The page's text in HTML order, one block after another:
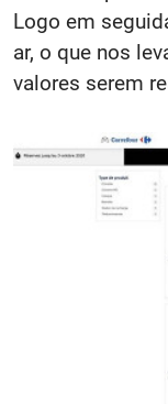
Logo em
ar, o que nos
valores serem